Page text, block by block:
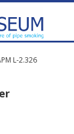
L-2.326